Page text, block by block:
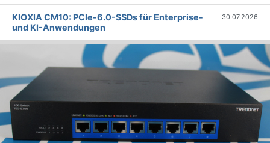
KIOXIA CM10: PCIe-6.0-SSDs für Enterprise-
und KI-Anwendungen
30.07.2026